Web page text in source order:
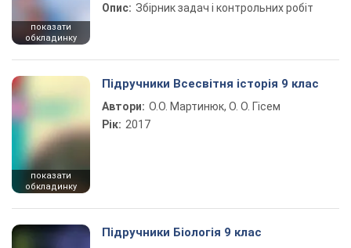
показати
обкладинку
Опис: Збірник задач і контрольних робіт
показати
обкладинку
Підручники Всесвітня історія 9 клас
Автори: О.О. Мартинюк, О. О. Гісем
Рік: 2017
Підручники Біологія 9 клас